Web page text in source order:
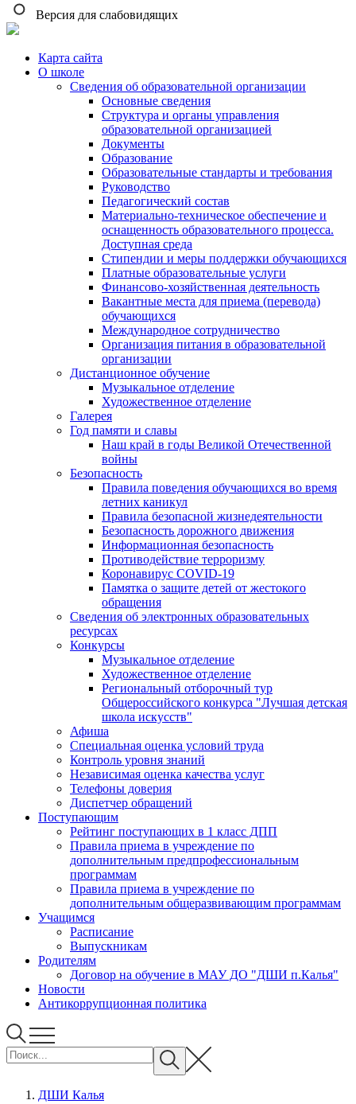
Версия для слабовидящих
Карта сайта
О школе
Сведения об образовательной организации
Основные сведения
Структура и органы управления
образовательной организацией
Документы
Образование
Образовательные стандарты и требования
Руководство
Педагогический состав
Материально-техническое обеспечение и
оснащенность образовательного процесса.
Доступная среда
Стипендии и меры поддержки обучающихся
Платные образовательные услуги
Финансово-хозяйственная деятельность
Вакантные места для приема (перевода)
обучающихся
Международное сотрудничество
Организация питания в образовательной
организации
Дистанционное обучение
Музыкальное отделение
Художественное отделение
Галерея
Год памяти и славы
Наш край в годы Великой Отечественной
войны
Безопасность
Правила поведения обучающихся во время
летних каникул
Правила безопасной жизнедеятельности
Безопасность дорожного движения
Информационная безопасность
Противодействие терроризму
Коронавирус COVID-19
Памятка о защите детей от жестокого
обращения
Сведения об электронных образовательных
ресурсах
Конкурсы
Музыкальное отделение
Художественное отделение
Региональный отборочный тур
Общероссийского конкурса "Лучшая детская
школа искусств"
Афиша
Специальная оценка условий труда
Контроль уровня знаний
Независимая оценка качества услуг
Телефоны доверия
Диспетчер обращений
Поступающим
Рейтинг поступающих в 1 класс ДПП
Правила приема в учреждение по
дополнительным предпрофессиональным
программам
Правила приема в учреждение по
дополнительным общеразвивающим программам
Учащимся
Расписание
Выпускникам
Родителям
Договор на обучение в МАУ ДО "ДШИ п.Калья"
Новости
Антикоррупционная политика
ДШИ Калья